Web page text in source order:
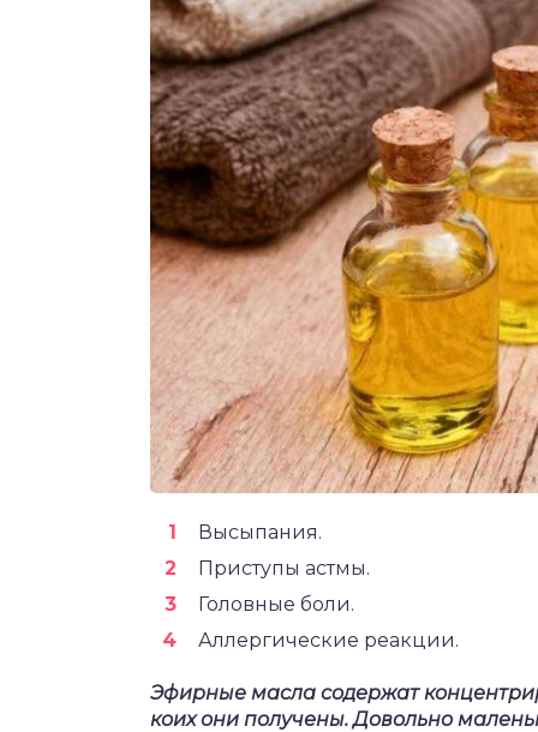
Высыпания.
Приступы астмы.
Головные боли.
Аллергические реакции.
Эфирные масла содержат
коих они получены. Довольно